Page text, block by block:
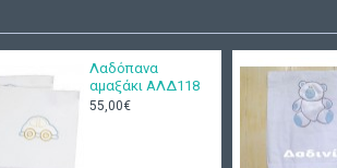
Λαδόπανα
αμαξάκι ΑΛΔ118
55,00€